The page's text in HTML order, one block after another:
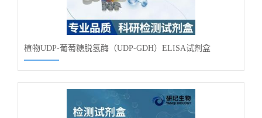
植物UDP-葡萄糖脱氢酶（UDP-GDH）ELISA试剂盒